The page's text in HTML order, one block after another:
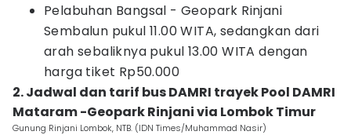
Pelabuhan Bangsal - Geopark Rinjani
Sembalun pukul 11.00 WITA, sedangkan dari
arah sebaliknya pukul 13.00 WITA dengan
harga tiket Rp50.000
2. Jadwal dan tarif bus DAMRI trayek Pool DAMRI
Mataram -Geopark Rinjani via Lombok Timur
Gunung Rinjani Lombok, NTB. (IDN Times/Muhammad Nasir)